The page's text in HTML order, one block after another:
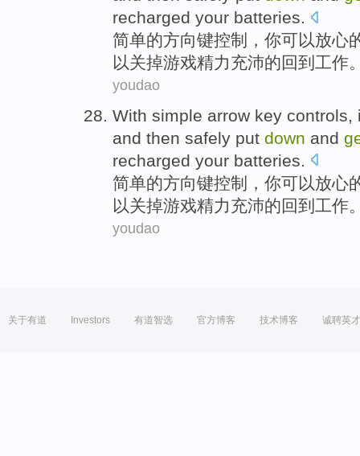
recharged your batteries.
简单的方向键控制 ， 你可以放心
以关掉游戏精力充沛的回到 工作
youdao
With simple arrow key controls
and then safely put down and
recharged your batteries.
简单的方向键控制 ， 你可以放心
以关掉游戏精力充沛的回到工作
youdao
关于有道 Investors 有道智选 官方博客 技术博客 诚聘英才